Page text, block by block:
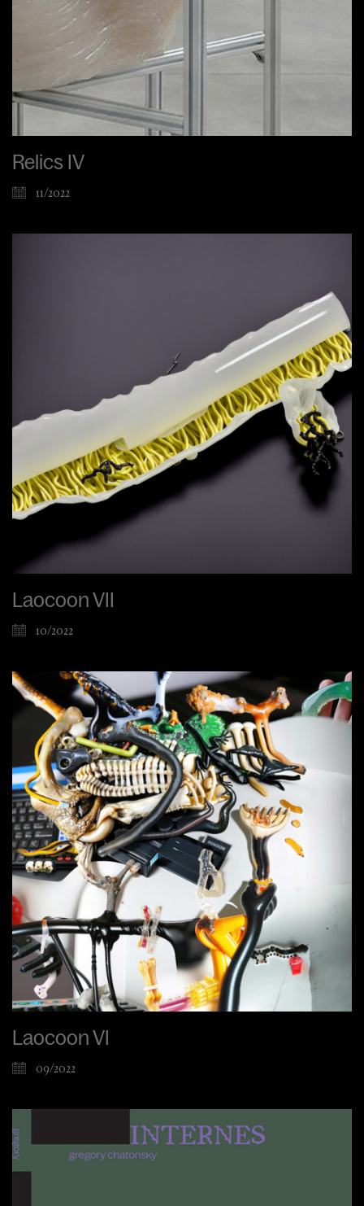
Relics IV
11/2022
Laocoon VII
10/2022
Laocoon VI
09/2022